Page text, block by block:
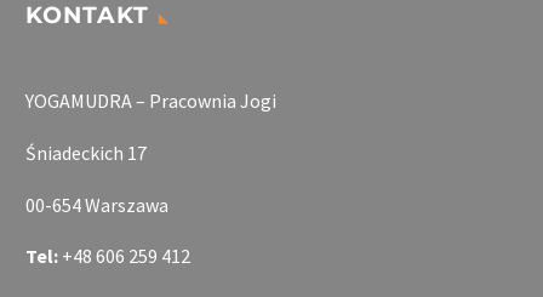
KONTAKT
YOGAMUDRA – Pracownia Jogi
Śniadeckich 17
00-654 Warszawa
Tel: +48 606 259 412